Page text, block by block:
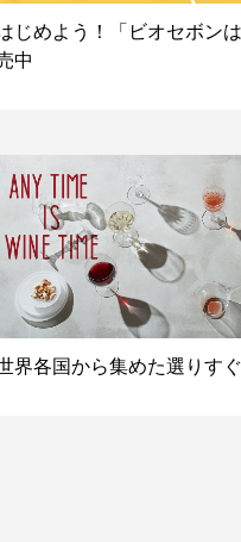
じめよう！「ビオセボン
中
界各国から集めた選りす